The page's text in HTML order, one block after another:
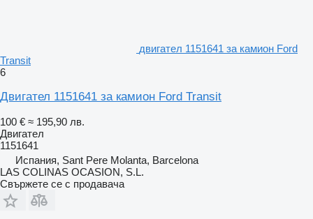
двигател 1151641 за камион Ford
Transit
6
Двигател 1151641 за камион Ford Transit
100 € ≈ 195,90 лв.
Двигател
1151641
Испания, Sant Pere Molanta, Barcelona
LAS COLINAS OCASION, S.L.
Свържете се с продавача